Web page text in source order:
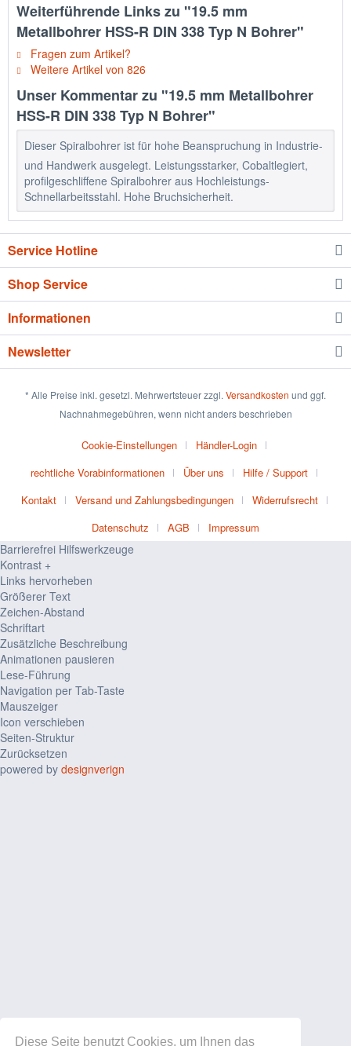
Diese Seite benutzt Cookies, um Ihnen das
Weiterführende Links zu "19.5 mm
Metallbohrer HSS-R DIN 338 Typ N Bohrer"
Fragen zum Artikel?
Weitere Artikel von 826
Unser Kommentar zu "19.5 mm Metallbohrer
HSS-R DIN 338 Typ N Bohrer"
Dieser Spiralbohrer ist für hohe Beanspruchung in Industrie-
und Handwerk ausgelegt. Leistungsstarker, Cobaltlegiert,
profilgeschliffene Spiralbohrer aus Hochleistungs-
Schnellarbeitsstahl. Hohe Bruchsicherheit.
Service Hotline
Shop Service
Informationen
Newsletter
* Alle Preise inkl. gesetzl. Mehrwertsteuer zzgl. Versandkosten und ggf.
Nachnahmegebühren, wenn nicht anders beschrieben
Cookie-Einstellungen
Händler-Login
rechtliche Vorabinformationen
Über uns
Hilfe / Support
Kontakt
Versand und Zahlungsbedingungen
Widerrufsrecht
Datenschutz
AGB Impressum
Barrierefrei Hilfswerkzeuge
Kontrast +
Links hervorheben
Größerer Text
Zeichen-Abstand
Schriftart
Zusätzliche Beschreibung
Animationen pausieren
Lese-Führung
Navigation per Tab-Taste
Mauszeiger
Icon verschieben
Seiten-Struktur
Zurücksetzen
powered by designverign